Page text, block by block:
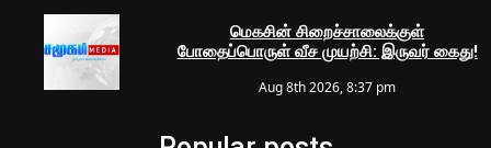
மெகசின் சிறைச்சாலைக்குள்
போதைப்பொருள் வீச முயற்சி: இருவர் கைது!
Aug 8th 2026, 8:37 pm